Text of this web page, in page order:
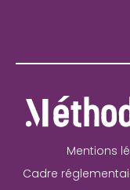
Mentions
Cadre